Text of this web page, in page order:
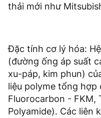
thải mới như
Đặc tính cơ lý hóa:
(đường ống áp suất
xu-páp, kim phun)
liệu polyme tổng hợp
Fluorocarbon - FKM,
Polyamide). Các liên